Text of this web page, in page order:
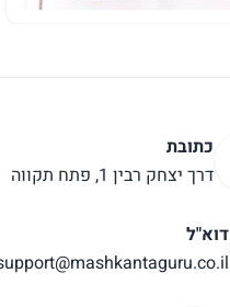
כתובת
דרך יצחק רבין 1, פתח תקווה
דוא"ל